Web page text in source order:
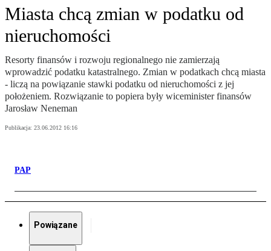
Miasta chcą zmian w podatku od
nieruchomości
Resorty finansów i rozwoju regionalnego nie zamierzają
wprowadzić podatku katastralnego. Zmian w podatkach chcą miasta
- liczą na powiązanie stawki podatku od nieruchomości z jej
położeniem. Rozwiązanie to popiera były wiceminister finansów
Jarosław Neneman
Publikacja: 23.06.2012 16:16
PAP
Powiązane